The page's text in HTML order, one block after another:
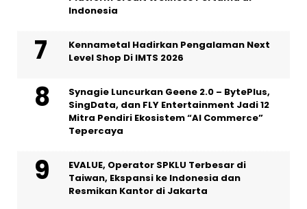
Indonesia
Kennametal Hadirkan Pengalaman Next
Level Shop Di IMTS 2026
Synagie Luncurkan Geene 2.0 – BytePlus,
SingData, dan FLY Entertainment Jadi 12
Mitra Pendiri Ekosistem “AI Commerce”
Tepercaya
EVALUE, Operator SPKLU Terbesar di
Taiwan, Ekspansi ke Indonesia dan
Resmikan Kantor di Jakarta